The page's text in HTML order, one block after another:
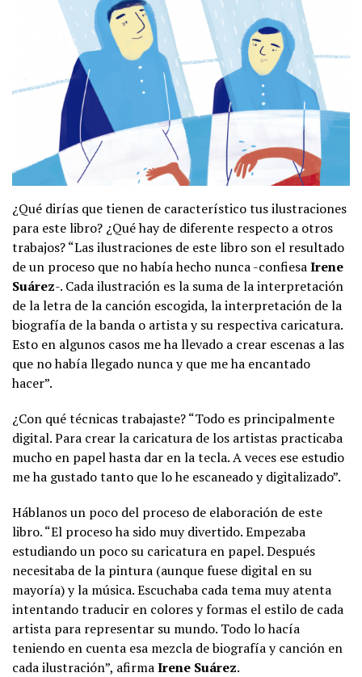
¿Qué dirías que tienen de característico tus ilustraciones
para este libro? ¿Qué hay de diferente respecto a otros
trabajos? “Las ilustraciones de este libro son el resultado
de un proceso que no había hecho nunca -confiesaIrene
Suárez-. Cada ilustración es la suma de la interpretación
de la letra de la canción escogida, la interpretación de la
biografía de la banda o artista y su respectiva caricatura.
Esto en algunos casos me ha llevado a crear escenas a las
que no había llegado nunca y que me ha encantado
hacer”.
¿Con qué técnicas trabajaste? “Todo es principalmente
digital. Para crear la caricatura de los artistas practicaba
mucho en papel hasta dar en la tecla. A veces ese estudio
me ha gustado tanto que lo he escaneado y digitalizado”.
Háblanos un poco del proceso de elaboración de este
libro. “El proceso ha sido muy divertido. Empezaba
estudiando un poco su caricatura en papel. Después
necesitaba de la pintura (aunque fuese digital en su
mayoría) y la música. Escuchaba cada tema muy atenta
intentando traducir en colores y formas el estilo de cada
artista para representar su mundo. Todo lo hacía
teniendo en cuenta esa mezcla de biografía y canción en
cada ilustración”, afirmaIrene Suárez.